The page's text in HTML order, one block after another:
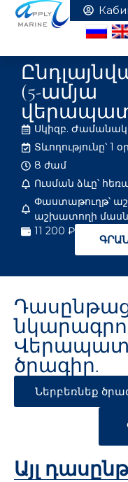
(5-ամյա
Սկիզբ.
Տևողությունը՝ 1 օր
8 ժամ
Ուսման ձևը՝
Փաստաթուղթ՝
աշխատողի
11 200 ₽
ծրագիր.
Ներբեռնեք
Այլ